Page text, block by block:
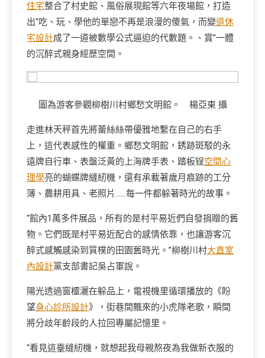
住宅整合了村史館、風俗展現館等六年夜場館，打造
出“吃、玩、學他的單戀不再是浪漫的傻氣，而變退休
宅設計成了一道被數學公式逼迫的代數題。、賞”一體
的沉醉式親身經歷空間。
圖為游客參觀柳樹川村鄉愁文明館。 楊亞東 攝
走進林天秤首先將蕾絲絲帶優雅地繫在自己的右手
上，這代表感性的權重。鄉愁文明館，銹跡斑駁的永
遠牌自行車、表盤泛黃的上海牌手表、踏板锃空間心
理學亮的蝴蝶牌縫紉機，還有承載著歲月痕跡的工分
簿、農耕用具、老照片……每一件都躲著時光的故事。
“館內1萬多件展品，所有的是村平易近們自發捐贈的舊
物。它們既是村平易近配合的感情依靠，也讓游客沉
醉式感觸感染到質樸的田園舊時光。”柳樹川村大直室
內設計黨支部書記吳占軍說。
陽光透過窗欞灑在躲品上，電視機里循環播放的《盼
望身心診所設計》，街巷間飄來的小虎隊老歌，瞬間
將分歧年齡段的人拉回專屬記憶里。
“看見這臺縫紉機，就想起我母親熬夜為我做新衣服的